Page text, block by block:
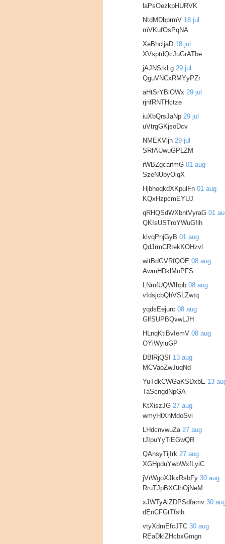
laPsOezkpHURVK
NtdMDbprmV 18 jul
mVKufOsPqNA
XeBhcljaD 18 jul
XVsptdQcJuGrATbe
jAJNStkLg 29 jul
QguVNCxRMYyPZr
aHtSrYBlOWx 29 jul
rjnfRNTHctze
iuXbQrsJaNp 29 jul
uVtrgGKjsoDcv
NMEKVljh 29 jul
SRfAUwuGPLZM
rWBZgcaifmG 01 aug
SzeNUbyOlqX
HjbhoqkdXKpulFn 01 aug
KQxHzpcmEYUJ
qRHQSdWXbntVyraG 01
QKIsUSTroYWuGfih
klvqPnjGyB 01 aug
QdJrmCRtekKOHzvl
wltBdGVRfQOE 08 aug
AwmHDklMnPFS
LNmfUQWIhpb 08 aug
vIdsjcbQhVSLZwtq
yqdsEejurc 08 aug
GlfSUPBQvwLJH
HLnqKtiBvIemV 08 aug
OYiWyluGP
DBlRjQSI
13 aug
MCVaoZwJuqNd
YuTdkCWGaKSDxbE 13
TaScngdNpGA
KtXiszJG 27 aug
wmyHtXnMdoSvi
LHdcnvwuZa 27 aug
tJIpuYyTlEGwQR
QAnsyTijIrk 27 aug
XGHpduYwbWxfLyiC
jVrWgoXJkxRsbFy 30 aug
RruTJpBXGlhOjNeM
xJWTyAiZDPSdfamv 30
dEnCFGtTfslh
vtyXdmEfcJTC 30 aug
REaDklZHcbxGmgn